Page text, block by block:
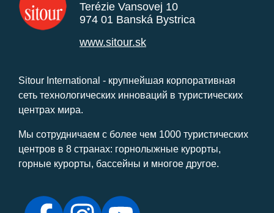
Terézie Vansovej 10
974 01 Banská Bystrica
www.sitour.sk
Sitour International - крупнейшая корпоративная
сеть технологических инноваций в туристических
центрах мира.
Мы сотрудничаем с более чем 1000 туристических
центров в 8 странах: горнолыжные курорты,
горные курорты, бассейны и многое другое.